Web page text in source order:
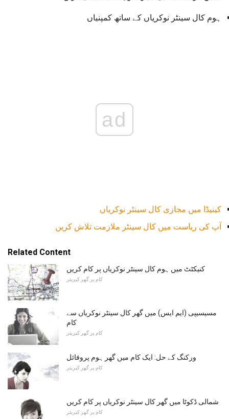
ہوم کال سینٹر نوکریاں کے ساتھ کمپنیاں
ad
کینیڈا میں مجازی کال سینٹر نوکریاں
آپ کی ریاست میں کال سینٹر ملازمت تلاش کریں
Related Content
کنیکٹٹ میں ہوم کال سینٹر نوکریاں پر کام کریں
کام پر گھر کیریئر
مسیسیپی (ایم ایس) میں گھر کال سینٹر نوکریاں سے
کام
کام پر گھر کیریئر
ورکنگ کے حل: ایک کام میں گھر ہوم پروفائل
کام پر گھر کیریئر
شمالی ڈکوٹا میں گھر کال سینٹر نوکریاں پر کام کریں
کام پر گھر کیریئر